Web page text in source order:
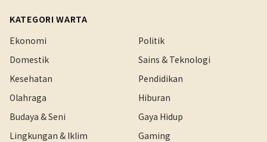
KATEGORI WARTA
Ekonomi
Politik
Domestik
Sains & Teknologi
Kesehatan
Pendidikan
Olahraga
Hiburan
Budaya & Seni
Gaya Hidup
Lingkungan & Iklim
Gaming